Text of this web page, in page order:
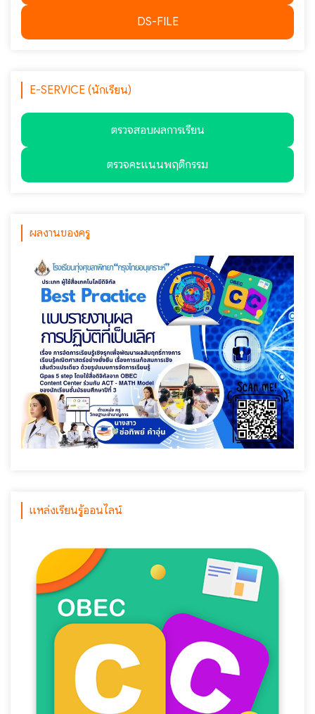
DS-FILE
E-SERVICE (นักเรียน)
ตรวจสอบผลการเรียน
ตรวจคะแนนพฤติกรรม
ผลงานของครู
แหล่งเรียนรู้ออนไลน์